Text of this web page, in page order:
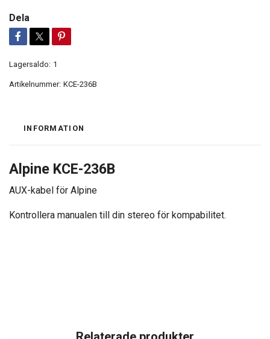
Dela
Lagersaldo: 1
Artikelnummer: KCE-236B
INFORMATION
Alpine KCE-236B
AUX-kabel för Alpine
Kontrollera manualen till din stereo för kompabilitet.